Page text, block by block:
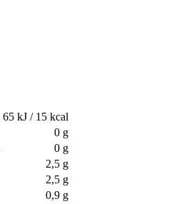
65 kJ / 15 kcal
0 g
0 g
2,5 g
2,5 g
0,9 g